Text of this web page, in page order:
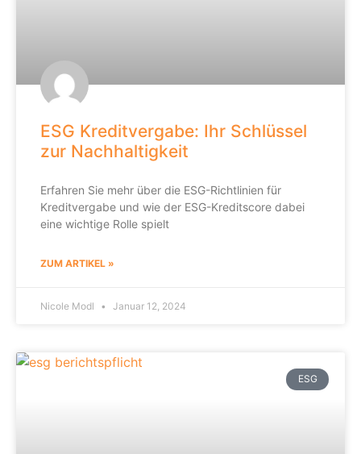
ESG Kreditvergabe: Ihr Schlüssel
zur Nachhaltigkeit
Erfahren Sie mehr über die ESG-Richtlinien für
Kreditvergabe und wie der ESG-Kreditscore dabei
eine wichtige Rolle spielt
ZUM ARTIKEL »
Nicole Modl Januar 12, 2024
ESG